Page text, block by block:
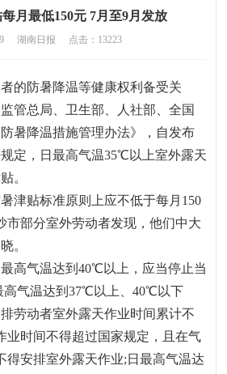
月最低150元 7月至9月发放
湖南日报 点击：13223
防暑降温等健康权利备受关
管总局、卫生部、人社部、全国
暑降温措施管理办法》，自发布
定，日最高气温35℃以上室外露天
。
贴标准原则上应不低于每月150
市部分室外劳动者发现，他们中大
。
高气温达到40℃以上，应当停止当
高气温达到37℃以上、40℃以下
劳动者室外露天作业时间累计不
业时间不得超过国家规定，且在气
得安排室外露天作业;日最高气温达